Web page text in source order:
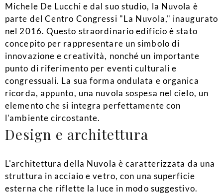
Michele De Lucchi e dal suo studio, la Nuvola è
parte del Centro Congressi "La Nuvola," inaugurato
nel 2016. Questo straordinario edificio è stato
concepito per rappresentare un simbolo di
innovazione e creatività, nonché un importante
punto di riferimento per eventi culturali e
congressuali. La sua forma ondulata e organica
ricorda, appunto, una nuvola sospesa nel cielo, un
elemento che si integra perfettamente con
l'ambiente circostante.
Design e architettura
L'architettura della Nuvola è caratterizzata da una
struttura in acciaio e vetro, con una superficie
esterna che riflette la luce in modo suggestivo.